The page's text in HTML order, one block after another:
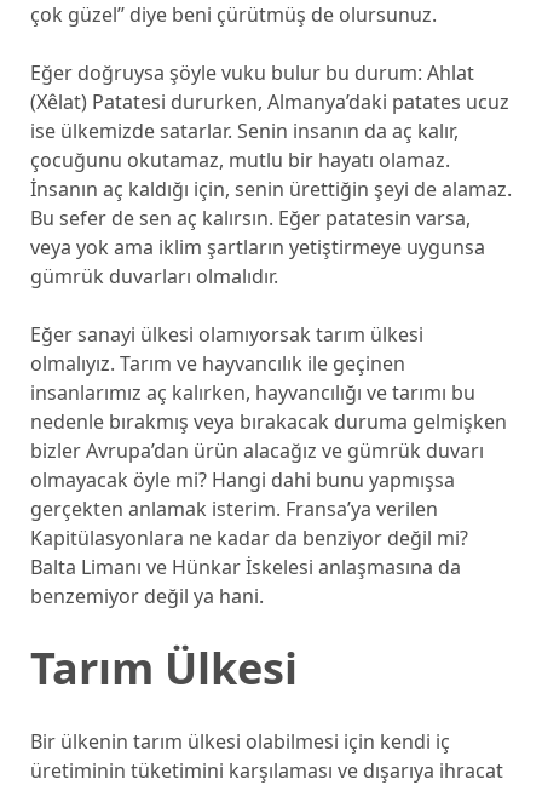
çok güzel’’ diye beni çürütmüş de olursunuz.
Eğer doğruysa şöyle vuku bulur bu durum: Ahlat
(Xêlat) Patatesi dururken, Almanya’daki patates ucuz
ise ülkemizde satarlar. Senin insanın da aç kalır,
çocuğunu okutamaz, mutlu bir hayatı olamaz.
İnsanın aç kaldığı için, senin ürettiğin şeyi de alamaz.
Bu sefer de sen aç kalırsın. Eğer patatesin varsa,
veya yok ama iklim şartların yetiştirmeye uygunsa
gümrük duvarları olmalıdır.
Eğer sanayi ülkesi olamıyorsak tarım ülkesi
olmalıyız. Tarım ve hayvancılık ile geçinen
insanlarımız aç kalırken, hayvancılığı ve tarımı bu
nedenle bırakmış veya bırakacak duruma gelmişken
bizler Avrupa’dan ürün alacağız ve gümrük duvarı
olmayacak öyle mi? Hangi dahi bunu yapmışsa
gerçekten anlamak isterim. Fransa’ya verilen
Kapitülasyonlara ne kadar da benziyor değil mi?
Balta Limanı ve Hünkar İskelesi anlaşmasına da
benzemiyor değil ya hani.
Tarım Ülkesi
Bir ülkenin tarım ülkesi olabilmesi için kendi iç
üretiminin tüketimini karşılaması ve dışarıya ihracat